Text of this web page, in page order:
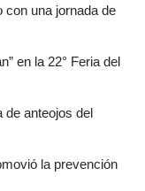
con una jornada de
en la 22° Feria del
de anteojos del
la prevención